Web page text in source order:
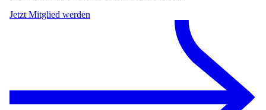
Jetzt Mitglied werden